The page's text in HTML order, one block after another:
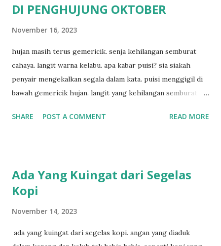
DI PENGHUJUNG OKTOBER
November 16, 2023
hujan masih terus gemericik. senja kehilangan semburat
cahaya. langit warna kelabu. apa kabar puisi? sia siakah
penyair mengekalkan segala dalam kata. puisi menggigil di
bawah gemericik hujan. langit yang kehilangan semburat
penyair? apakah sia sia aku dituliskan. puisi menggigil
SHARE POST A COMMENT READ MORE
Ada Yang Kuingat dari Segelas
Kopi
November 14, 2023
ada yang kuingat dari segelas kopi. angan yang diaduk